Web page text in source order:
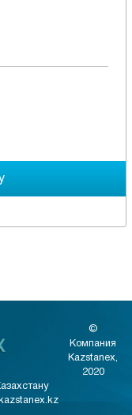
©
Компания
Kazstanex,
2020